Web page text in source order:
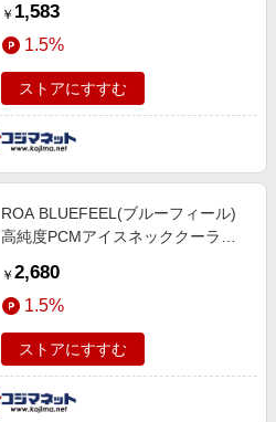
￥ 1,583
1.5%
ストアにすすむ
ROA BLUEFEEL(ブルーフィール)
高純度PCMアイスネッククーラー
￥ 2,680
1.5%
ストアにすすむ